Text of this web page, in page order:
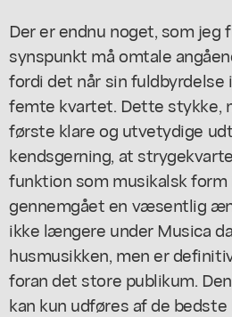
Der er endnu noget, som
synspunkt må omtale
fordi det når sin fuldbyrdelse
femte kvartet. Dette stykke,
første klare og utvetydige
kendsgerning, at
funktion som musikalsk form
gennemgået en væsentlig
ikke længere under Musica
husmusikken, men er
foran det store publikum.
kan kun udføres af de